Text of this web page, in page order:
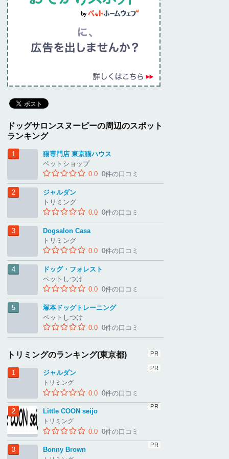
ドッグサロンスヌーピーの周辺のスポット
ランキング
猫専門店 東京猫ハウス
ペットショップ
0.0 0件の口コミ
ジャルダン
トリミング
0.0 0件の口コミ
Dogsalon Casa
トリミング
0.0 0件の口コミ
ドッグ・フォレスト
ペットしつけ
0.0 0件の口コミ
塚本ドッグトレーニング
ペットしつけ
0.0 0件の口コミ
トリミングのランキング(東京都)
ジャルダン
トリミング
0.0 0件の口コミ
Little COON seijo
トリミング
0.0 0件の口コミ
Bonny Brown